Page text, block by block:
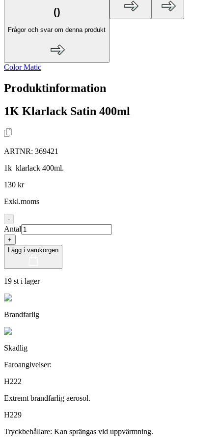
()
Frågor och svar om denna produkt
Color Matic
Produktinformation
1K Klarlack Satin 400ml
ARTNR: 369421
1k klarlack 400ml.
130 kr
Exkl.moms
-
Antal
+
Lägg i varukorgen
19 st i lager
Brandfarlig
Skadlig
Faroangivelser:
H222
Extremt brandfarlig aerosol.
H229
Tryckbehållare: Kan sprängas vid uppvärmning.